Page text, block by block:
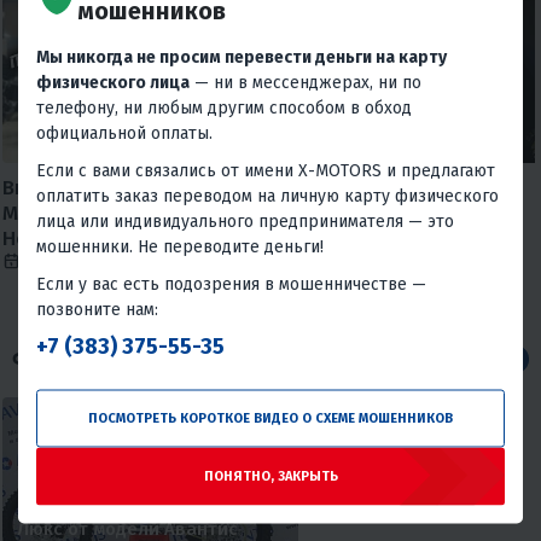
Внимание МОШЕННИКИ, X-
MOTORS предупреждает!
Новая схема мошенничества.
33911
И Wi-fi подключил, и
мотоцикл приобрел😅
СТАТЬИ
Отличия моделей Авантис ФХ
Люкс от модели Авантис
мошенников
Мы никогда не просим перевести деньги на карту
физического лица — ни в мессенджерах, ни по
телефону, ни любым другим способом в обход
официальной оплаты.
Если с вами связались от имени X-MOTORS и предлагают
оплатить заказ переводом на личную карту физического
лица или индивидуального предпринимателя — это
мошенники. Не переводите деньги!
Если у вас есть подозрения в мошенничестве —
позвоните нам:
+7 (383) 375-55-35
ПОСМОТРЕТЬ КОРОТКОЕ ВИДЕО О СХЕМЕ МОШЕННИКОВ
ПОНЯТНО, ЗАКРЫТЬ